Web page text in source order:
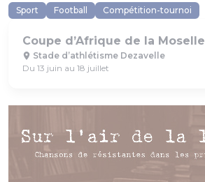
Sport Football Compétition-tournoi
Coupe d’Afrique de la Moselle
Stade d’athlétisme Dezavelle
Du 13 juin au 18 juillet